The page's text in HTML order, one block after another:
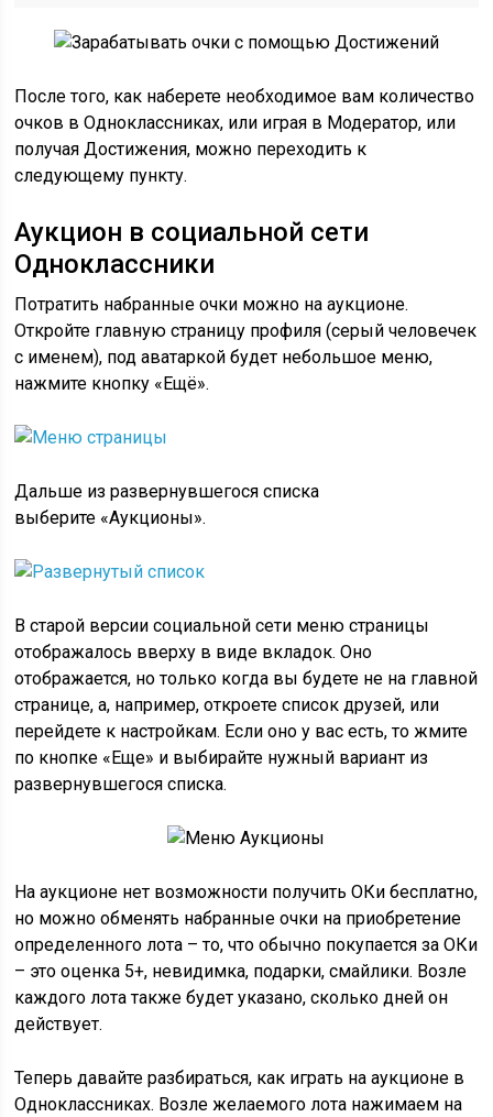
После того, как наберете необходимое вам количество
очков в Одноклассниках, или играя в Модератор, или
получая Достижения, можно переходить к
следующему пункту.
Аукцион в социальной сети
Одноклассники
Потратить набранные очки можно на аукционе.
Откройте главную страницу профиля (серый человечек
с именем), под аватаркой будет небольшое меню,
нажмите кнопку «Ещё».
Дальше из развернувшегося списка
выберите «Аукционы».
В старой версии социальной сети меню страницы
отображалось вверху в виде вкладок. Оно
отображается, но только когда вы будете не на главной
странице, а, например, откроете список друзей, или
перейдете к настройкам. Если оно у вас есть, то жмите
по кнопке «Еще» и выбирайте нужный вариант из
развернувшегося списка.
На аукционе нет возможности получить ОКи бесплатно,
но можно обменять набранные очки на приобретение
определенного лота – то, что обычно покупается за ОКи
– это оценка 5+, невидимка, подарки, смайлики. Возле
каждого лота также будет указано, сколько дней он
действует.
Теперь давайте разбираться, как играть на аукционе в
Одноклассниках. Возле желаемого лота нажимаем на